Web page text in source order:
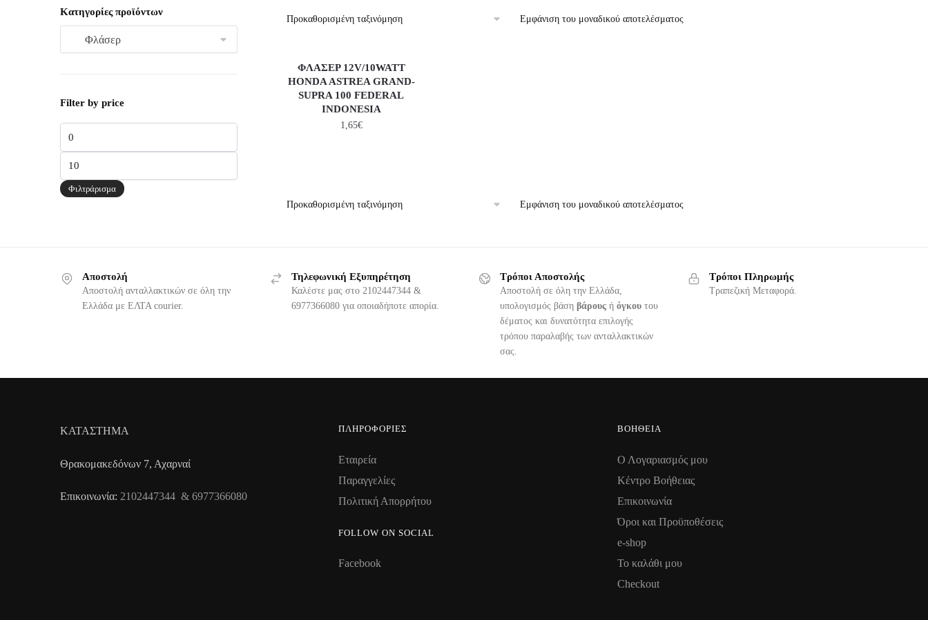
Εμφάνιση του μοναδικού αποτελέσματος
ΦΛΑΣΕΡ 12V/10WATT
HONDA ASTREA GRAND-
SUPRA 100 FEDERAL
INDONESIA
1,65€
Εμφάνιση του μοναδικού αποτελέσματος
Κατηγορίες προϊόντων
Filter by price
Ελάχιστη
τιμή
Μέγιστη
τιμή
Φιλτράρισμα
Αποστολή
Αποστολή ανταλλακτικών σε όλη την
Ελλάδα με ΕΛΤΑ courier.
Τηλεφωνική Εξυπηρέτηση
Καλέστε μας στο 2102447344 &
6977366080 για οποιαδήποτε απορία.
Τρόποι Αποστολής
Αποστολή σε όλη την Ελλάδα,
υπολογισμός βάση βάρους ή όγκου του
δέματος και δυνατότητα επιλογής
τρόπου παραλαβής των ανταλλακτικών
σας.
Τρόποι Πληρωμής
Τραπεζική Μεταφορά.
ΚΑΤΑΣΤΗΜΑ
Θρακομακεδόνων 7, Αχαρναί
Επικοινωνία: 2102447344 & 6977366080
ΠΛΗΡΟΦΟΡΊΕΣ
Εταιρεία
Παραγγελίες
Πολιτική Απορρήτου
FOLLOW ON SOCIAL
Facebook
ΒΟΉΘΕΙΑ
Ο Λογαριασμός μου
Κέντρο Βοήθειας
Επικοινωνία
Όροι και Προϋποθέσεις
e-shop
Το καλάθι μου
Checkout